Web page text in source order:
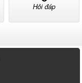
Hỏi đáp